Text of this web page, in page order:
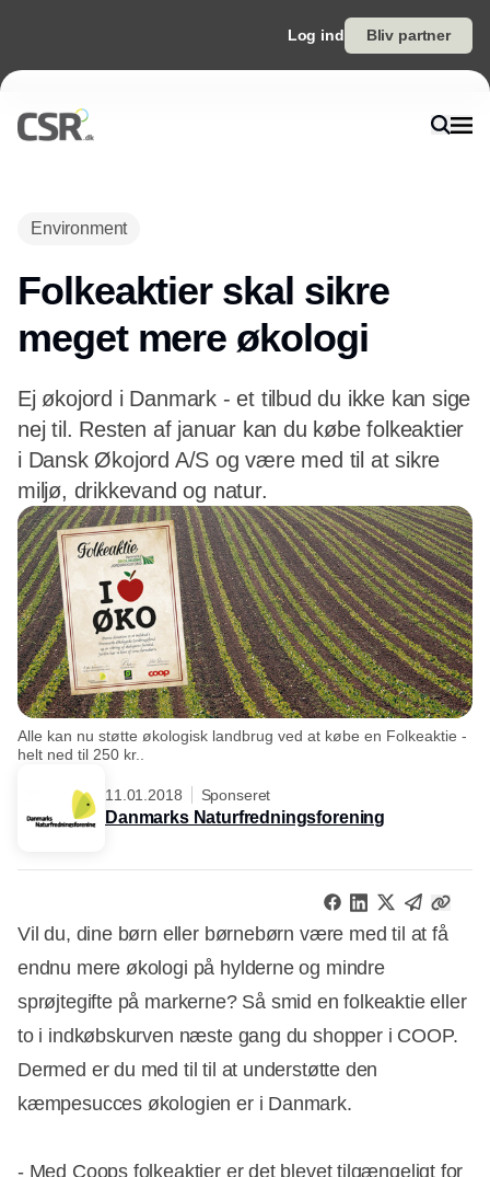
Log ind Bliv partner
Environment
Folkeaktier skal sikre
meget mere økologi
Ej økojord i Danmark - et tilbud du ikke kan sige
nej til. Resten af januar kan du købe folkeaktier
i Dansk Økojord A/S og være med til at sikre
miljø, drikkevand og natur.
Alle kan nu støtte økologisk landbrug ved at købe en Folkeaktie -
helt ned til 250 kr..
11.01.2018 Sponseret
Danmarks Naturfredningsforening
Vil du, dine børn eller børnebørn være med til at få
endnu mere økologi på hylderne og mindre
sprøjtegifte på markerne? Så smid en folkeaktie eller
to i indkøbskurven næste gang du shopper i COOP.
Dermed er du med til til at understøtte den
kæmpesucces økologien er i Danmark.
- Med Coops folkeaktier er det blevet tilgængeligt for